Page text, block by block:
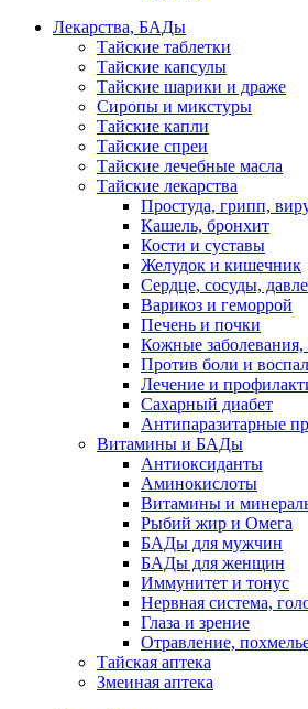
Лекарства, БАДы
Тайские таблетки
Тайские капсулы
Тайские шарики и драже
Сиропы и микстуры
Тайские капли
Тайские спреи
Тайские лечебные масла
Тайские лекарства
Простуда, грипп,
Кашель, бронхит
Кости и суставы
Желудок и кишечник
Сердце, сосуды,
Варикоз и геморрой
Печень и почки
Кожные заболевания,
Против боли и
Лечение и
Сахарный диабет
Антипаразитарные
Витамины и БАДы
Антиоксиданты
Аминокислоты
Витамины и
Рыбий жир и Омега
БАДы для мужчин
БАДы для женщин
Иммунитет и тонус
Нервная система,
Глаза и зрение
Отравление,
Тайская аптека
Змеиная аптека